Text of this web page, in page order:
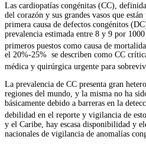
Las cardiopatías congénitas (CC),
del corazón y sus grandes vasos que
primera causa de defectos congénitos
prevalencia estimada entre 8 y 9 por
primeros puestos como causa de
el 20%-25% se describen como CC
médica y quirúrgica urgente para
La prevalencia de CC presenta gran
regiones del mundo, y la misma no ha
básicamente debido a barreras en la
debilidad en el reporte y vigilancia de
y el Caribe, hay escasa disponibilidad y
nacionales de vigilancia de anomalías